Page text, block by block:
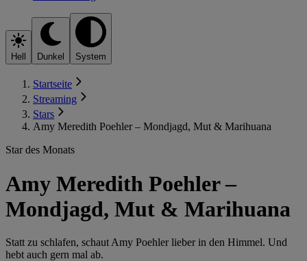
Hell Dunkel System
Startseite
Streaming
Stars
Amy Meredith Poehler – Mondjagd, Mut & Marihuana
Star des Monats
Amy Meredith Poehler –
Mondjagd, Mut & Marihuana
Statt zu schlafen, schaut Amy Poehler lieber in den Himmel. Und
hebt auch gern mal ab.